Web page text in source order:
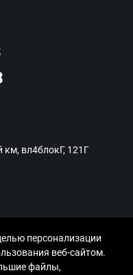
км, вл4блокГ, 121Г
персонализации
веб-сайтом.
файлы,